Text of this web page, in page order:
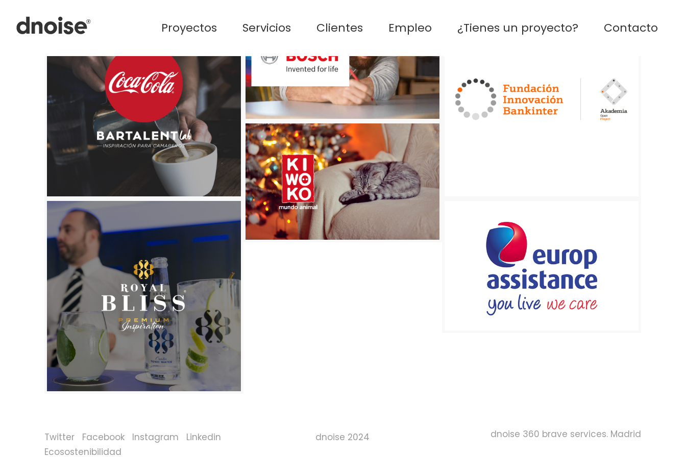
Proyectos Servicios Clientes Empleo ¿Tienes un proyecto? Contacto
Twitter Facebook Instagram
Linkedin
Ecosostenibilidad
dnoise 2024 dnoise 360 brave services. Madrid